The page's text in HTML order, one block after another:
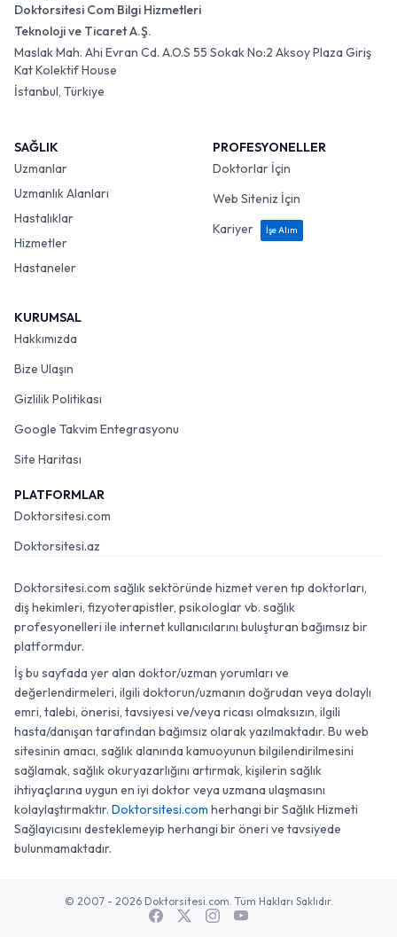
Doktorsitesi Com Bilgi Hizmetleri
Teknoloji ve Ticaret A.Ş.
Maslak Mah. Ahi Evran Cd. A.O.S 55 Sokak No:2 Aksoy Plaza Giriş
Kat Kolektif House
İstanbul, Türkiye
SAĞLIK
Uzmanlar
Uzmanlık Alanları
Hastalıklar
Hizmetler
Hastaneler
PROFESYONELLER
Doktorlar İçin
Web Siteniz İçin
Kariyer
İşe Alım
KURUMSAL
Hakkımızda
Bize Ulaşın
Gizlilik Politikası
Google Takvim Entegrasyonu
Site Haritası
PLATFORMLAR
Doktorsitesi.com
Doktorsitesi.az
Doktorsitesi.com sağlık sektöründe hizmet veren tıp doktorları,
diş hekimleri, fizyoterapistler, psikologlar vb. sağlık
profesyonelleri ile internet kullanıcılarını buluşturan bağımsız bir
platformdur.
İş bu sayfada yer alan doktor/uzman yorumları ve
değerlendirmeleri, ilgili doktorun/uzmanın doğrudan veya dolaylı
emri, talebi, önerisi, tavsiyesi ve/veya ricası olmaksızın, ilgili
hasta/danışan tarafından bağımsız olarak yazılmaktadır. Bu web
sitesinin amacı, sağlık alanında kamuoyunun bilgilendirilmesini
sağlamak, sağlık okuryazarlığını artırmak, kişilerin sağlık
ihtiyaçlarına uygun en iyi doktor veya uzmana ulaşmasını
kolaylaştırmaktır. Doktorsitesi.com herhangi bir Sağlık Hizmeti
Sağlayıcısını desteklemeyip herhangi bir öneri ve tavsiyede
bulunmamaktadır.
© 2007 - 2026 Doktorsitesi.com. Tüm Hakları Saklıdır.